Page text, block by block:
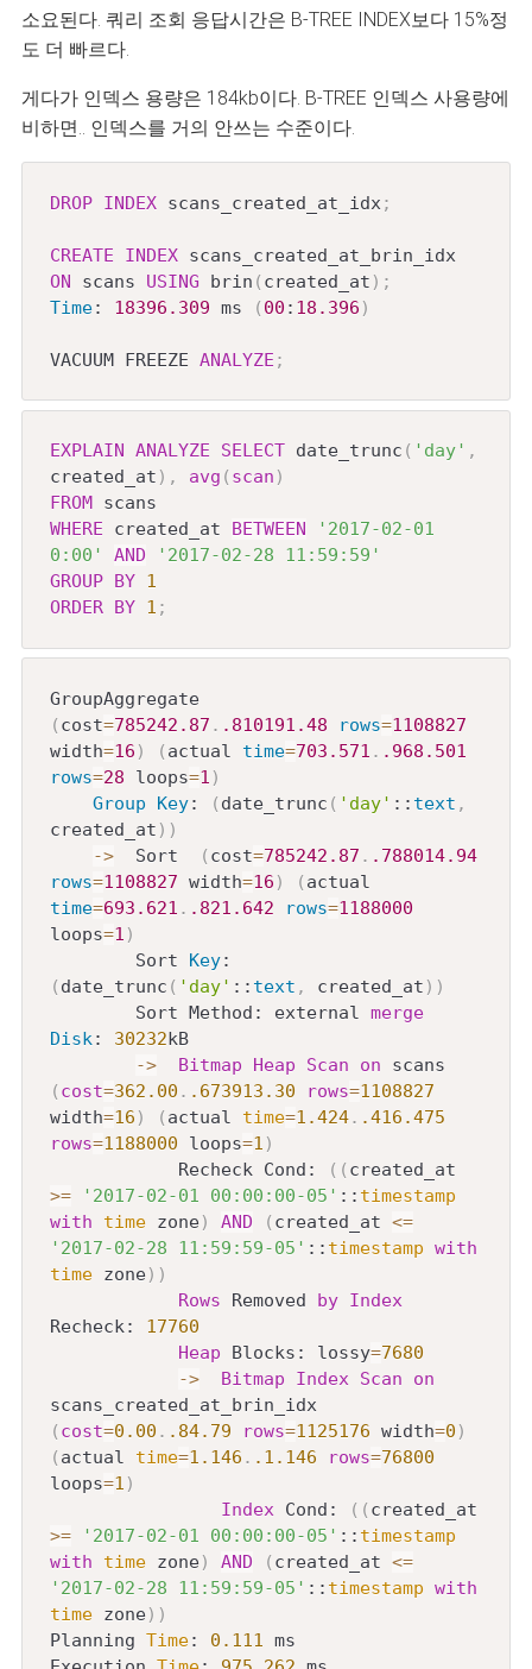
소요된다. 쿼리 조회 응답시간은 B-TREE INDEX보다 15%정
도 더 빠르다.
게다가 인덱스 용량은 184kb이다. B-TREE 인덱스 사용량에
비하면.. 인덱스를 거의 안쓰는 수준이다.
DROP INDEX scans_created_at_idx ;
CREATE INDEX
ON scans USING brin ( created_at ) ;
Time: 18396.309 ms ( 00 : 18.396 )
VACUUM FREEZE ANALYZE ;
EXPLAIN ANALYZE SELECT date_trunc ( 'day' ,
created_at ) , avg ( scan )
FROM
WHERE created_at BETWEEN
'2017-02-01
0:00'
AND
'2017-02-28 11:59:59'
GROUP BY 1
ORDER BY 1 ;
GroupAggregate
( cost=785242.87 . .810191 .48 rows=1108827
width=16 ) ( actual time=703.571 . .968 .501
rows=28 loops=1 )
Group
Key: ( date_trunc ( 'day' :: text ,
created_at ) )
->
  Sort
( cost=785242.87 . .788014.94
rows=1108827 width=16 ) (
time=693.621 . .821 .642 rows=1188000
loops=1 )
        Sort
Key
( date_trunc ( 'day' :: text , created_at ) )
        Sort Method: external
merge
Disk : 30232kB
-> Bitmap Heap Scan on
( cost=362.00 . .673913 .30 rows=1108827
width=16 ) ( actual time=1.424. .416 .475
rows=1188000 loops=1 )
            Recheck Cond:
( (
>=
'2017-02-01 00:00:00-05' :: timestamp
with
time zone) AND ( created_at <=
'2017-02-28 11:59:59-05' :: timestamp with
time zone) )
Rows Removed by Index
Recheck: 17760
Heap Blocks: lossy=7680
-> Bitmap Index Scan
on
( cost=0.00 . .84.79 rows=1125176 width=0 )
( actual time=1.146 . .1 .146 rows=76800
loops=1 )
Index Cond: ( (
>=
'2017-02-01 00:00:00-05' :: timestamp
with
time zone) AND ( created_at <=
'2017-02-28 11:59:59-05' :: timestamp with
time zone) )
Planning Time: 0.111
ms